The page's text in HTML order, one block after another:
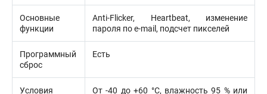
Основные
функции
Anti-Flicker, Heartbeat, изменение
пароля по e-mail, подсчет пикселей
Программный
сброс
Есть
Условия От -40 до +60 °C, влажность 95 % или